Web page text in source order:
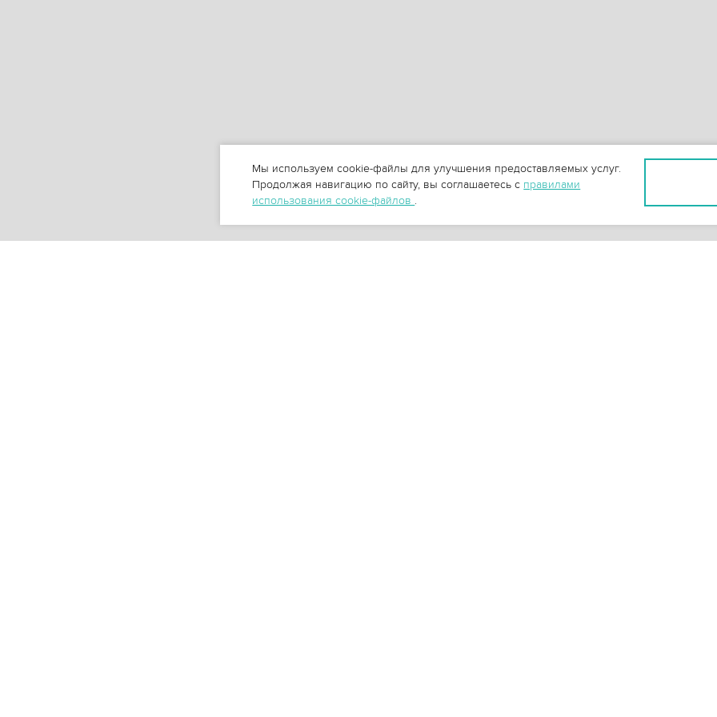
Мы используем cookie-файлы для улучшения предоставляемых услуг.
Продолжая навигацию по сайту, вы соглашаетесь с правилами
использования cookie-файлов .